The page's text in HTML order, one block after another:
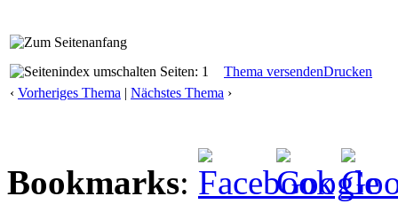
Seiten: 1 Thema versendenDrucken
‹ Vorheriges Thema | Nächstes Thema ›
Bookmarks: